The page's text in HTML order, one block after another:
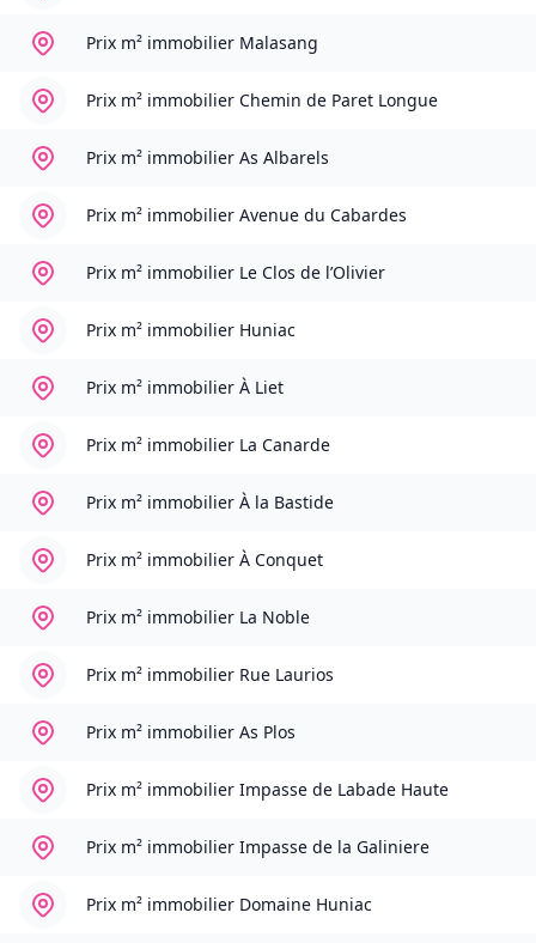
Prix m² immobilier Malasang
Prix m² immobilier Chemin de Paret Longue
Prix m² immobilier As Albarels
Prix m² immobilier Avenue du Cabardes
Prix m² immobilier Le Clos de l’Olivier
Prix m² immobilier Huniac
Prix m² immobilier À Liet
Prix m² immobilier La Canarde
Prix m² immobilier À la Bastide
Prix m² immobilier À Conquet
Prix m² immobilier La Noble
Prix m² immobilier Rue Laurios
Prix m² immobilier As Plos
Prix m² immobilier Impasse de Labade Haute
Prix m² immobilier Impasse de la Galiniere
Prix m² immobilier Domaine Huniac